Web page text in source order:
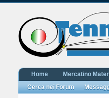
Home Mercatino
Cerca nei Forum